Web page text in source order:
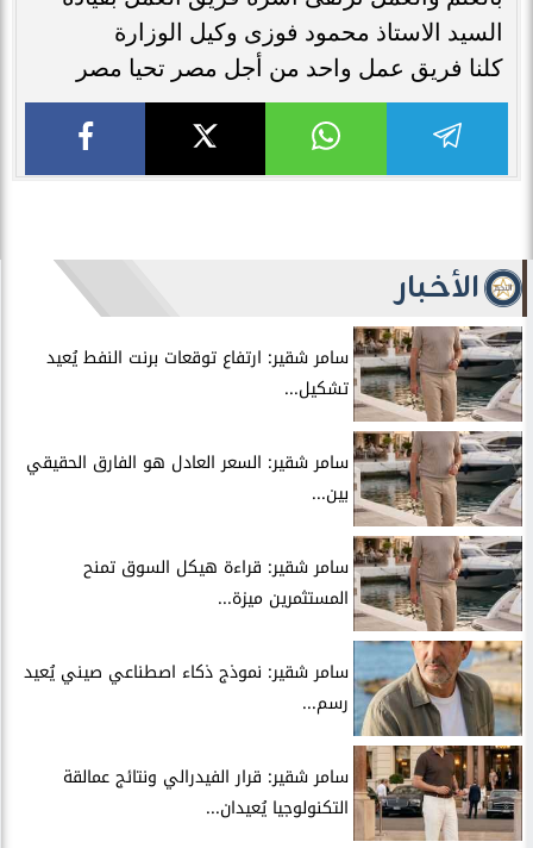
السيد الاستاذ محمود فوزى وكيل الوزارة
كلنا فريق عمل واحد من أجل مصر تحيا مصر
الأخبار
سامر شقير: ارتفاع توقعات برنت النفط يُعيد
تشكيل...
سامر شقير: السعر العادل هو الفارق الحقيقي
بين...
سامر شقير: قراءة هيكل السوق تمنح
المستثمرين ميزة...
سامر شقير: نموذج ذكاء اصطناعي صيني يُعيد
رسم...
سامر شقير: قرار الفيدرالي ونتائج عمالقة
التكنولوجيا يُعيدان...